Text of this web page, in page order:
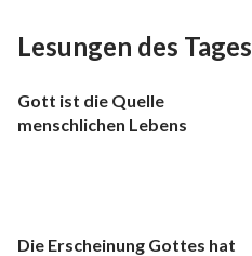
Lesungen des Tages
Gott ist die Quelle
menschlichen Lebens
Die Erscheinung Gottes hat